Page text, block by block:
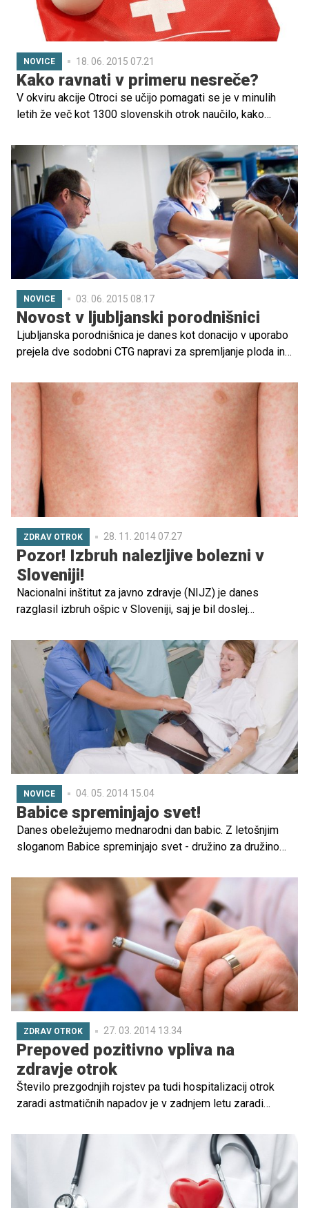
NOVICE 18. 06. 2015 07.21
Kako ravnati v primeru nesreče?
V okviru akcije Otroci se učijo pomagati se je v minulih
letih že več kot 1300 slovenskih otrok naučilo, kako
projekta, v kateri bodo gorski in drugi reševalci ter
študenti fakultete za zdravstvo obiskali še 2000 otrok.
Kot poudarjajo, otrok, ki je priča nesreči, lahko in zmore
pomagati.
NOVICE 03. 06. 2015 08.17
Novost v ljubljanski porodnišnici
Ljubljanska porodnišnica je danes kot donacijo v uporabo
prejela dve sodobni CTG napravi za spremljanje ploda in
okvar nujno potrebuje.
ZDRAV OTROK 28. 11. 2014 07.27
Pozor! Izbruh nalezljive bolezni v
Sloveniji!
Nacionalni inštitut za javno zdravje (NIJZ) je danes
razglasil izbruh ošpic v Sloveniji, saj je bil doslej
na ošpice. Pri petih od teh so ošpice že laboratorijsko
potrjene. Domneva se, da so se vsi okužili na nedavni
mednarodni razstavi psov v Šempetru pri Gorici.
NOVICE 04. 05. 2014 15.04
Babice spreminjajo svet!
Danes obeležujemo mednarodni dan babic. Z letošnjim
sloganom Babice spreminjajo svet - družino za družino
spreminjajo družine, družbe in svet. Tudi letos
organizirajo tradicionalno srečanje babic iz vse Slovenije
na Šmarni gori, študenti babištva pa bodo danes
organizirali babiški tek.
ZDRAV OTROK 27. 03. 2014 13.34
Prepoved pozitivno vpliva na
zdravje otrok
Število prezgodnjih rojstev pa tudi hospitalizacij otrok
zaradi astmatičnih napadov je v zadnjem letu zaradi
upadlo za več kot deset odstotkov, ugotavlja raziskava,
objavljena v britanski reviji The Lancet.